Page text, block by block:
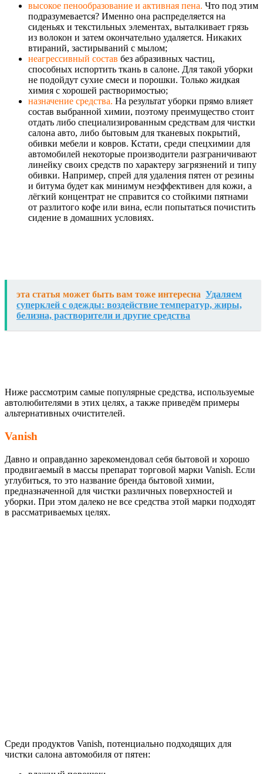
высокое пенообразование и активная пена. Что под этим
подразумевается? Именно она распределяется на
сиденьях и текстильных элементах, выталкивает грязь
из волокон и затем окончательно удаляется. Никаких
втираний, застирываний с мылом;
неагрессивный состав без абразивных частиц,
способных испортить ткань в салоне. Для такой уборки
не подойдут сухие смеси и порошки. Только жидкая
химия с хорошей растворимостью;
назначение средства. На результат уборки прямо влияет
состав выбранной химии, поэтому преимущество стоит
отдать либо специализированным средствам для чистки
салона авто, либо бытовым для тканевых покрытий,
обивки мебели и ковров. Кстати, среди спецхимии для
автомобилей некоторые производители разграничивают
линейку своих средств по характеру загрязнений и типу
обивки. Например, спрей для удаления пятен от резины
и битума будет как минимум неэффективен для кожи, а
лёгкий концентрат не справится со стойкими пятнами
от разлитого кофе или вина, если попытаться почистить
сидение в домашних условиях.
эта статья может быть вам тоже интересна Удаляем
суперклей с одежды: воздействие температур, жиры,
белизна, растворители и другие средства
Ниже рассмотрим самые популярные средства, используемые
автолюбителями в этих целях, а также приведём примеры
альтернативных очистителей.
Vanish
Давно и оправданно зарекомендовал себя бытовой и хорошо
продвигаемый в массы препарат торговой марки Vanish. Если
углубиться, то это название бренда бытовой химии,
предназначенной для чистки различных поверхностей и
уборки. При этом далеко не все средства этой марки подходят
в рассматриваемых целях.
Среди продуктов Vanish, потенциально подходящих для
чистки салона автомобиля от пятен: